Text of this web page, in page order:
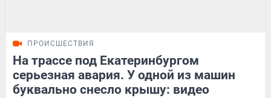
ПРОИСШЕСТВИЯ
На трассе под Екатеринбургом
серьезная авария. У одной из машин
буквально снесло крышу: видео